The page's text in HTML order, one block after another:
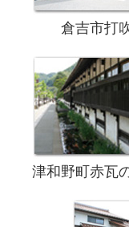
倉吉市打
津和野町赤瓦